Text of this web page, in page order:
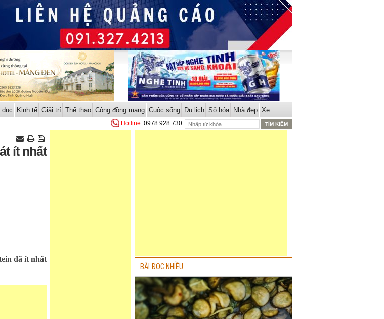
dục Kinh tế Giải trí Thể thao Cộng đồng mạng Cuộc sống Du lịch Số hóa Nhà đẹp Xe
Hotline: 0978.928.730
ít nhất
đã ít nhất
BÀI ĐỌC NHIỀU